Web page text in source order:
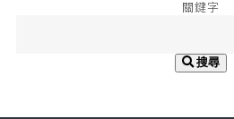
關鍵字
搜尋